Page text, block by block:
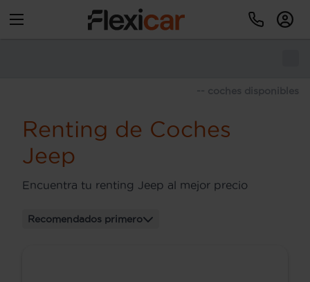
-- coches disponibles
Renting de Coches
Jeep
Encuentra tu renting Jeep al mejor precio
Recomendados primero